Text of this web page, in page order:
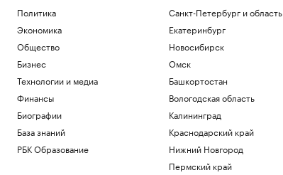
Политика
Экономика
Общество
Бизнес
Технологии и медиа
Финансы
Биографии
База знаний
РБК Образование
Санкт-Петербург и область
Екатеринбург
Новосибирск
Омск
Башкортостан
Вологодская область
Калининград
Краснодарский край
Нижний Новгород
Пермский край